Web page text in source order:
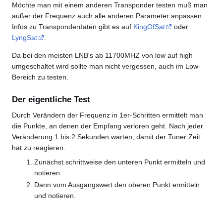
Möchte man mit einem anderen Transponder testen muß man
außer der Frequenz auch alle anderen Parameter anpassen.
Infos zu Transponderdaten gibt es auf KingOfSat
oder
LyngSat
Da bei den meisten LNB's ab 11700MHZ von low auf high
umgeschaltet wird sollte man nicht vergessen, auch im Low-
Bereich zu testen.
Der eigentliche Test
Durch Verändern der Frequenz in 1er-Schritten ermittelt man
die Punkte, an denen der Empfang verloren geht. Nach jeder
Veränderung 1 bis 2 Sekunden warten, damit der Tuner Zeit
hat zu reagieren.
Zunächst schrittweise den unteren Punkt ermitteln und
notieren.
Dann vom Ausgangswert den oberen Punkt ermitteln
und notieren.